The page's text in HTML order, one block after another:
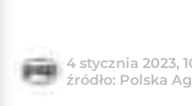
4 stycznia 2023,
źródło: Polska